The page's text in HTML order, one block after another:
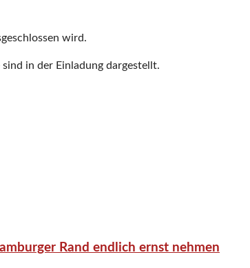
wird.
in der Einladung dargestellt.
Rand endlich ernst nehmen